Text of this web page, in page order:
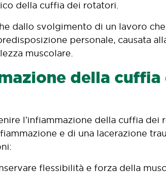
della cuffia dei rotatori.
dallo svolgimento di un lavoro
personale, causata
muscolare.
della cuffia
l’infiammazione della cuffia dei
e di una lacerazione
flessibilità e forza della